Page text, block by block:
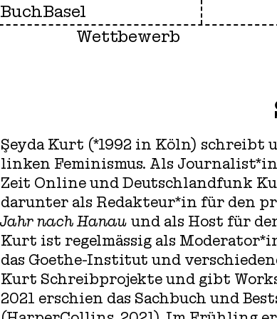
BuchBasel
Wettbewerb
Şeyda Kurt (*1992 in Köln)
linken Feminismus. Als
Zeit Online und Deutschlandfunk
darunter als Redakteur*in für den
Jahr nach Hanau und als Host für
Kurt ist regelmässig als
das Goethe-Institut und
Kurt Schreibprojekte und gibt
2021 erschien das Sachbuch und